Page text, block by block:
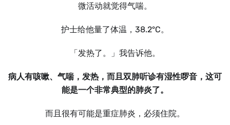
微活动就觉得气喘。
护士给他量了体温，38.2°C。
「发热了。」我告诉他。
病人有咳嗽、气喘，发热，而且双肺听诊有湿性啰音，这可
能是一个非常典型的肺炎了。
而且很有可能是重症肺炎，必须住院。